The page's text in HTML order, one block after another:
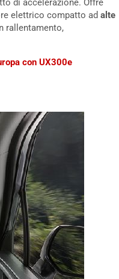
di accelerazione. Offre
elettrico compatto ad alte
rallentamento,
con UX300e